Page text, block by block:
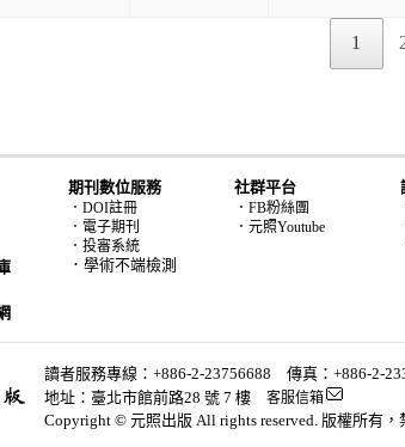
1
期刊數位服務
．DOI註冊
．電子期刊
．投審系統
．學術不端檢測
社群平台
．FB粉絲團
．元照Youtube
讀者服務專線：+886-2-23756688 傳真：+886-2-
地址：臺北市館前路28 號 7 樓 客服信箱
Copyright © 元照出版 All rights reserved. 版權所有，